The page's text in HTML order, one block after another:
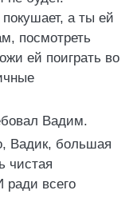
а ты ей
посмотреть
ей поиграть во
Вадим.
Вадик, большая
чистая
ради всего